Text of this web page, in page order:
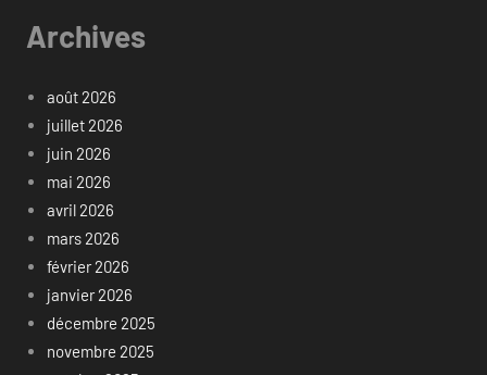
Archives
août 2026
juillet 2026
juin 2026
mai 2026
avril 2026
mars 2026
février 2026
janvier 2026
décembre 2025
novembre 2025